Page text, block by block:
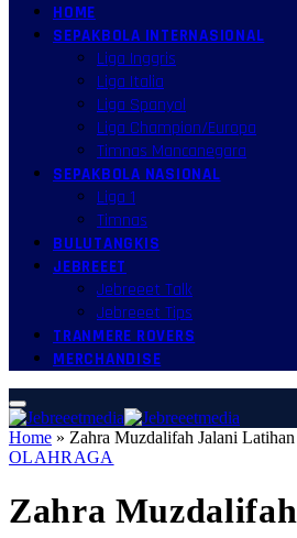
HOME
SEPAKBOLA INTERNASIONAL
Liga Inggris
Liga Italia
Liga Spanyol
Liga Champion/Europa
Timnas Mancanegara
SEPAKBOLA NASIONAL
Liga 1
Timnas
BULUTANGKIS
JEBREEET
Jebreeet Talk
Jebreeet Tips
TRANMERE ROVERS
MERCHANDISE
Home » Zahra Muzdalifah Jalani
OLAHRAGA
Zahra